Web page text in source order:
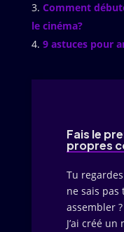
Comment
le cinéma?
9 astuces pour
Fais le
propres
Tu
ne sais pas
assembler ?
J’ai créé